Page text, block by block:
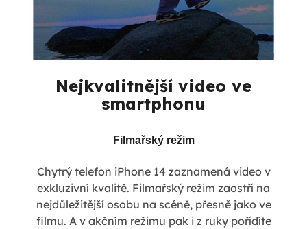
Nejkvalitnější video ve
smartphonu
Filmařský režim
Chytrý telefon iPhone 14 zaznamená video v
exkluzivní kvalitě. Filmařský režim zaostří na
nejdůležitější osobu na scéně, přesně jako ve
filmu. A v akčním režimu pak i z ruky pořídíte